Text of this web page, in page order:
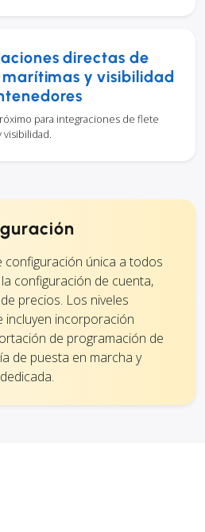
directas de
marítimas y visibilidad
para integraciones de flete
visibilidad.
configuración única a todos
configuración de cuenta,
precios. Los niveles
incluyen incorporación
de programación de
de puesta en marcha y